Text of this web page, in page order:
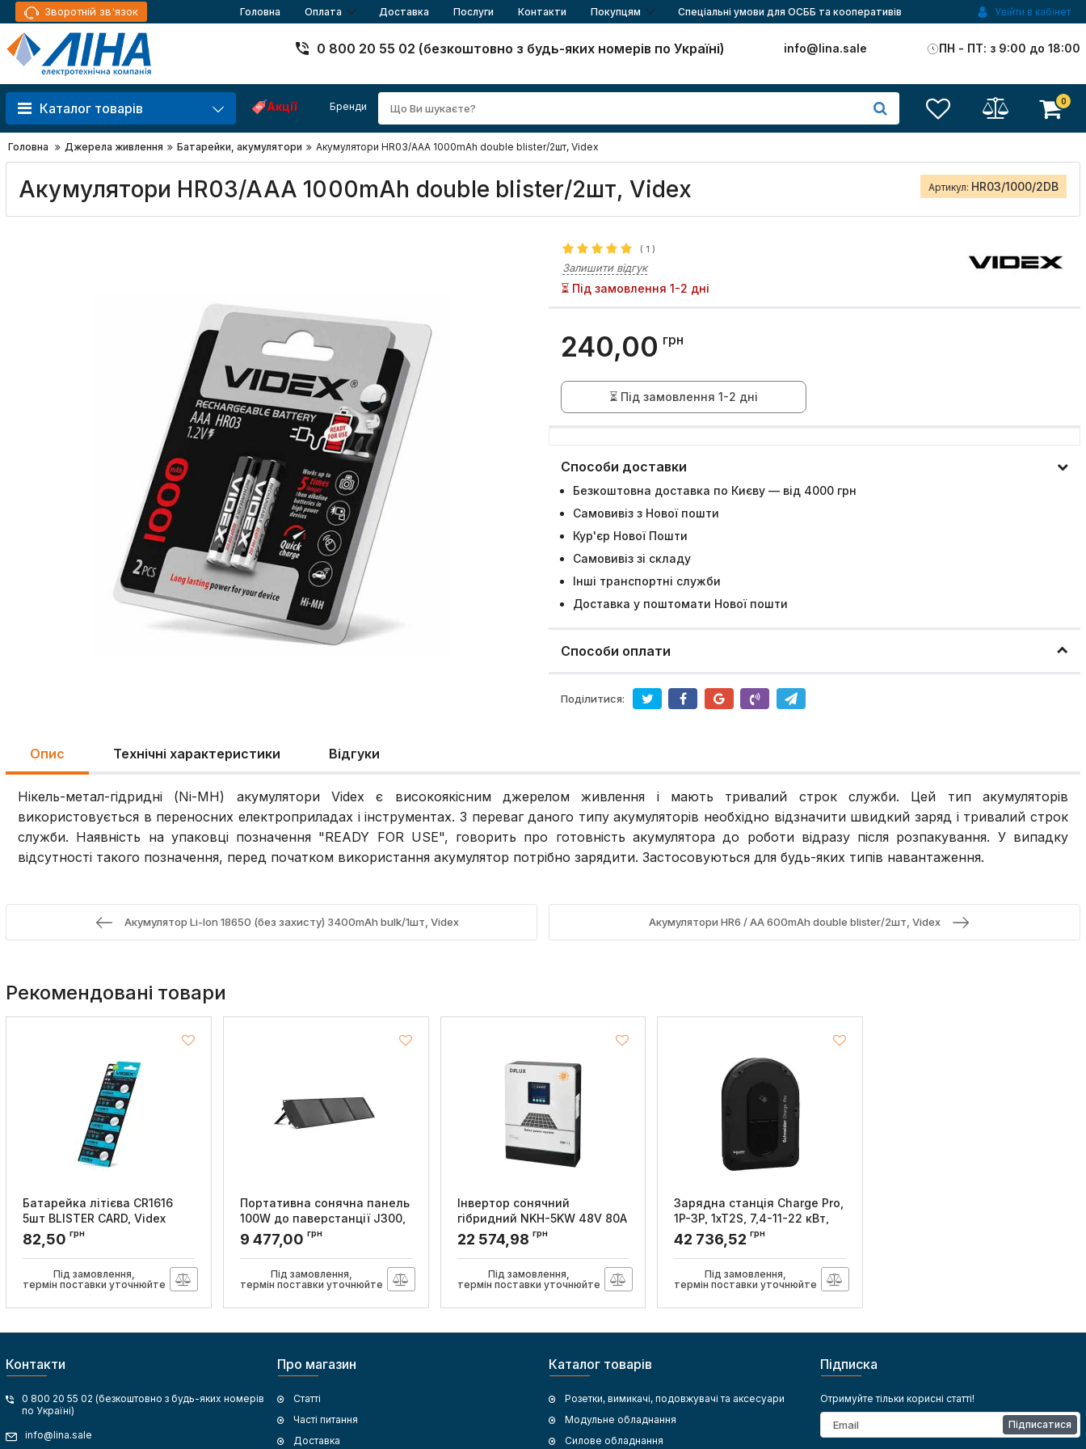
Зворотній зв'язок Головна Оплата Доставка Послуги Контакти Покупцям Спеціальні умови для ОСББ та кооперативів Увійти в кабінет
0 800 20 55 02 (безкоштовно з будь-яких номерів по Україні) info@lina.sale ПН - ПТ: з 9:00 до 18:00
Каталог товарів Акції Бренди 0
Головна Джерела живлення Батарейки, акумулятори Акумулятори HR03/AAA 1000mAh double blister/2шт, Videx
Акумулятори HR03/AAA 1000mAh double blister/2шт, Videx Артикул: HR03/1000/2DB
( 1 )
Залишити відгук
⏳ Під замовлення 1-2 дні
240,00 грн
⏳ Під замовлення 1-2 дні
Способи доставки
Безкоштовна доставка по Києву — від 4000 грн
Самовивіз з Нової пошти
Кур'єр Нової Пошти
Самовивіз зі складу
Інші транспортні служби
Доставка у поштомати Нової пошти
Способи оплати
Поділитися:
Опис Технічні характеристики Відгуки
Нікель-метал-гідридні (Ni-MH) акумулятори Videx є високоякісним джерелом живлення і мають тривалий строк служби. Цей тип акумуляторів
використовується в переносних електроприладах і інструментах. З переваг даного типу акумуляторів необхідно відзначити швидкий заряд і тривалий строк
служби. Наявність на упаковці позначення "READY FOR USЕ", говорить про готовність акумулятора до роботи відразу після розпакування. У випадку
відсутності такого позначення, перед початком використання акумулятор потрібно зарядити. Застосовуються для будь-яких типів навантаження.
Акумулятор Li-Ion 18650 (без захисту) 3400mAh bulk/1шт, Videx Акумулятори HR6 / AA 600mAh double blister/2шт, Videx
Рекомендовані товари
Батарейка літієва CR1616
5шт BLISTER CARD, Videx
Артикул:CR1616 5pc
82,50 грн
Під замовлення,
термін поставки уточнюйте
Портативна сонячна панель
100W до паверстанції J300,
HAVIT
Артикул:HV-J300 solar panel
9 477,00 грн
Під замовлення,
термін поставки уточнюйте
Інвертор сонячний
гібридний NKH-5KW 48V 80А
MPPT з функцією заряду,
DeLux
22 574,98 грн
Під замовлення,
термін поставки уточнюйте
Зарядна станція Charge Pro,
1P-3P, 1xT2S, 7,4-11-22 кВт,
16-32A, зі зв’язком з TIC,
Schneider Electric
42 736,52грн
Під замовлення,
термін поставки уточнюйте
Контакти
0 800 20 55 02 (безкоштовно з будь-яких номерів
по Україні)
info@lina.sale
Про магазин
Статті
Часті питання
Доставка
Каталог товарів
Розетки, вимикачі, подовжувачі та аксесуари
Модульне обладнання
Силове обладнання
Підписка
Отримуйте тільки корисні статті!
Підписатися